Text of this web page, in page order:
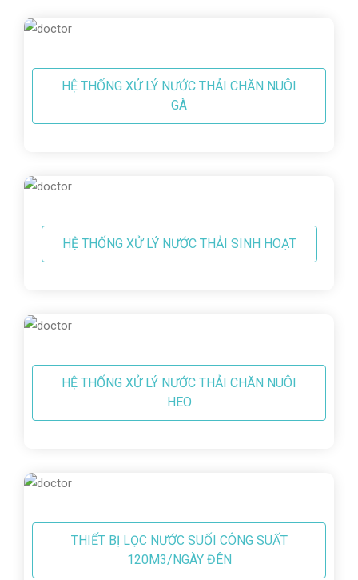
HỆ THỐNG XỬ LÝ NƯỚC THẢI CHĂN NUÔI
GÀ
HỆ THỐNG XỬ LÝ NƯỚC THẢI SINH HOẠT
HỆ THỐNG XỬ LÝ NƯỚC THẢI CHĂN NUÔI
HEO
THIẾT BỊ LỌC NƯỚC SUỐI CÔNG SUẤT
120M3/NGÀY ĐÊN